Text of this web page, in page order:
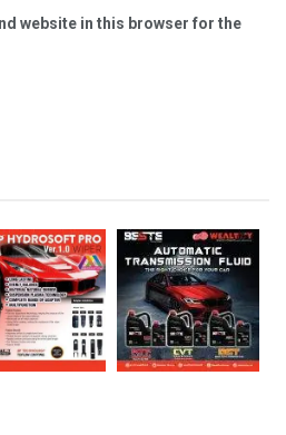
website in this browser for the